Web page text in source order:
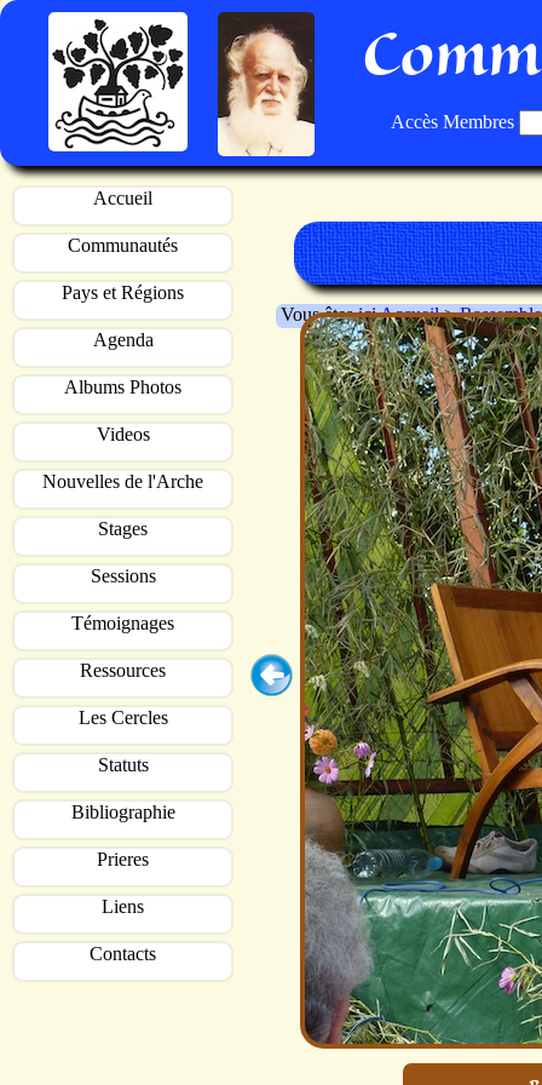
Accès Membres
Accueil
Communautés
Pays et Régions
Agenda
Albums Photos
Videos
Nouvelles de l'Arche
Stages
Sessions
Témoignages
Ressources
Les Cercles
Statuts
Bibliographie
Prieres
Liens
Contacts
Vous êtes iciAccueil>